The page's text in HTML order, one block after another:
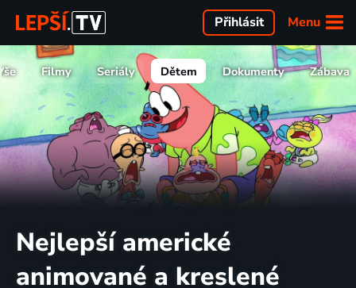
Menu
Přihlásit
Filmy Seriály Dětem Dokumenty Zábava
Nejlepší americké
animované a kreslené